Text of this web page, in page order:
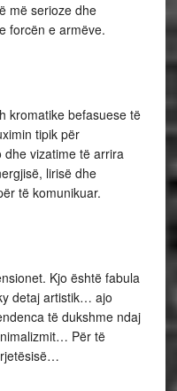
më serioze dhe
forcën e armëve.
kromatike befasuese të
tipik për
vizatime të arrira
lirisë dhe
të komunikuar.
Kjo është fabula
detaj artistik… ajo
të dukshme ndaj
Për të